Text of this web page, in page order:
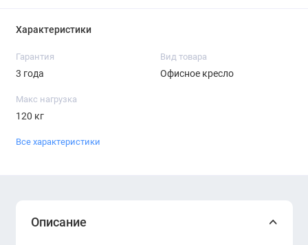
Характеристики
Гарантия
3 года
Вид товара
Офисное кресло
Макс нагрузка
120 кг
Все характеристики
Описание